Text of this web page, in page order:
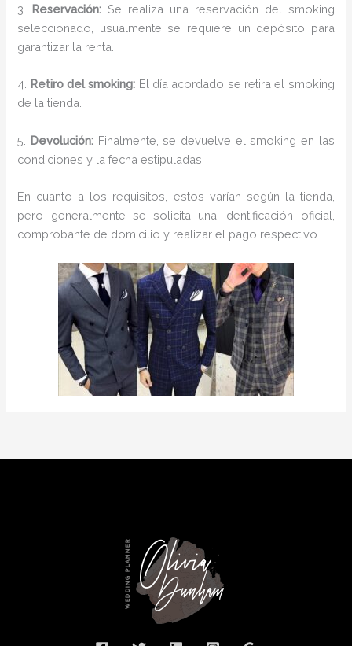
3. Reservación: Se realiza una reservación del smoking
seleccionado, usualmente se requiere un depósito para
garantizar la renta.
4. Retiro del smoking: El día acordado se retira el smoking
de la tienda.
5. Devolución: Finalmente, se devuelve el smoking en las
condiciones y la fecha estipuladas.
En cuanto a los requisitos, estos varían según la tienda,
pero generalmente se solicita una identificación oficial,
comprobante de domicilio y realizar el pago respectivo.